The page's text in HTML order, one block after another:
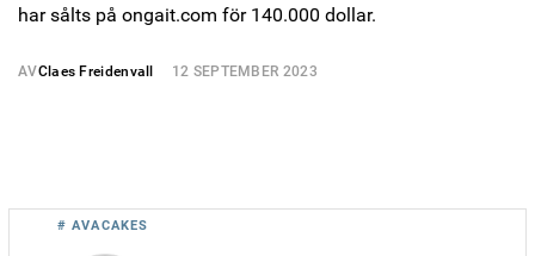
har sålts på ongait.com för 140.000 dollar.
AVClaes Freidenvall 12 SEPTEMBER 2023
# AVACAKES